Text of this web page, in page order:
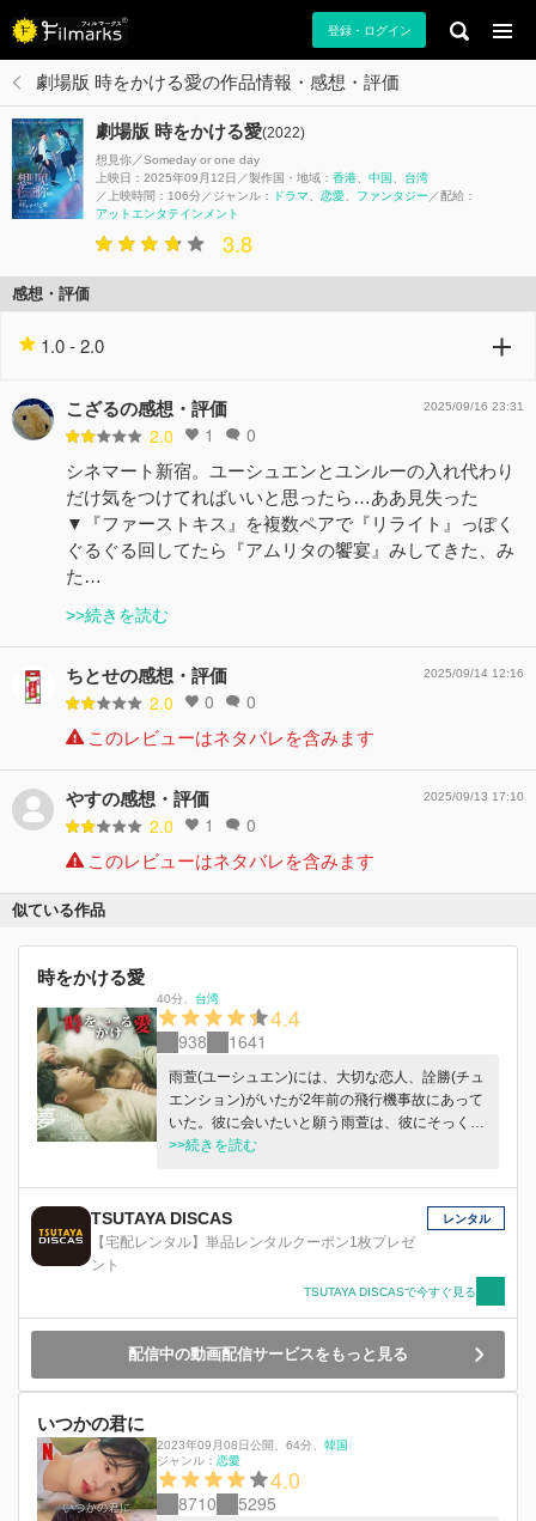
登録・ログイン
劇場版 時をかける愛の作品情報・感想・評価
劇場版 時をかける愛(2022)
想見你／Someday or one day
上映日：2025年09月12日
製作国・地域： 香港 中国
台湾
上映時間：106分
ジャンル： ドラマ 恋愛 ファンタジー
配給：
アットエンタテインメント
3.8
感想・評価
1.0 - 2.0
こざるの感想・評価
2.0 1 0
2025/09/16 23:31
シネマート新宿。ユーシュエンとユンルーの入れ代わり
だけ気をつけてればいいと思ったら…ああ見失った
▼『ファーストキス』を複数ペアで『リライト』っぽく
ぐるぐる回してたら『アムリタの饗宴』みしてきた、み
た…
>>続きを読む
ちとせの感想・評価
2.0 0 0
2025/09/14 12:16
このレビューはネタバレを含みます
やすの感想・評価
2.0 1 0
2025/09/13 17:10
このレビューはネタバレを含みます
似ている作品
時をかける愛
40分 台湾
4.4
938 1641
雨萱(ユーシュエン)には、大切な恋人、詮勝(チュ
エンション)がいたが2年前の飛行機事故にあって
いた。彼に会いたいと願う雨萱は、彼にそっくり
な人物の写真を見つける。そしてその人物の隣に
事を調べようとする雨萱は不思議な夢をみる。
>>続きを読む
TSUTAYA DISCAS
【宅配レンタル】単品レンタルクーポン1枚プレゼ
ント
レンタル
TSUTAYA DISCASで今すぐ見る
配信中の動画配信サービスをもっと見る
いつかの君に
2023年09月08日公開 64分
韓国
ジャンル： 恋愛
4.0
8710 5295